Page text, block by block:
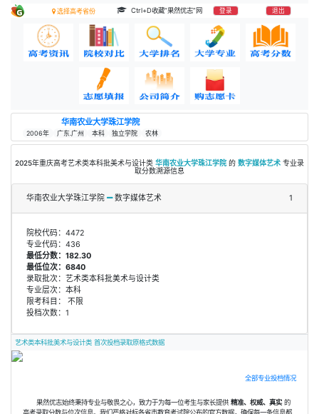
选择高考省份 Ctrl+D收藏“果然优志”网 登录 退出
华南农业大学珠江学院
2006年 广东.广州 本科 独立学院 农林
2025年重庆高考艺术类本科批美术与设计类 华南农业大学珠江学院 的 数字媒体艺术 专业录
取分数溯源信息
华南农业大学珠江学院 数字媒体艺术 1
院校代码：4472
专业代码：436
最低分数：182.30
最低位次：6840
录取批次：艺术类本科批美术与设计类
专业层次：本科
限考科目： 不限
投档次数：1
艺术类本科批美术与设计类 首次投档录取原格式数据
全部专业投档情况
果然优志始终秉持专业与敬畏之心，致力于为每一位考生与家长提供 精准、权威、真实的
高考录取分数与位次信息。我们严格对标各省市教育考试院公布的官方数据，确保每一条信息都